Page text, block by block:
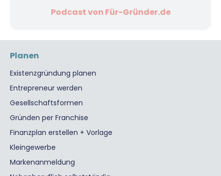
Podcast von Für-Gründer.de
Planen
Existenzgründung planen
Entrepreneur werden
Gesellschaftsformen
Gründen per Franchise
Finanzplan erstellen + Vorlage
Kleingewerbe
Markenanmeldung